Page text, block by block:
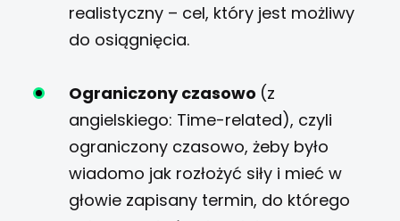
realistyczny – cel, który jest możliwy
do osiągnięcia.
Ograniczony czasowo (z
angielskiego: Time-related), czyli
ograniczony czasowo, żeby było
wiadomo jak rozłożyć siły i mieć w
głowie zapisany termin, do którego